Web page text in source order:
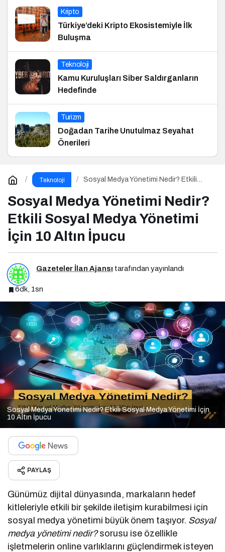
Kripto
Türkiye’deki Kripto Ekosistemiyle İlk
Buluşma
Teknoloji
Kamu Kuruluşları Siber Saldırganların
Hedefinde
Turizm
Doğadan Tarihe Unutulmaz Seyahat
Önerileri
Teknoloji
Sosyal Medya Yönetimi Nedir? Etkili
Sosyal Medya Yönetimi Nedir?
Etkili Sosyal Medya Yönetimi
İçin 10 Altın İpucu
Gazeteler İlan Ajansı tarafından yayınlandı
6dk, 1sn
Sosyal Medya Yönetimi Nedir? Etkili Sosyal Medya Yönetimi İçin
10 Altın İpucu
PAYLAŞ
Günümüz dijital dünyasında, markaların hedef
kitleleriyle etkili bir şekilde iletişim kurabilmesi için
sosyal medya yönetimi büyük önem taşıyor. Sosyal
medya yönetimi nedir?sorusu ise özellikle
işletmelerin online varlıklarını güçlendirmek isteyen